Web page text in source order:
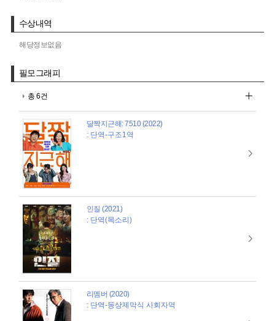
수상내역
해당정보없음
필모그래피
총 6건
달짝지근해: 7510 (2022)
: 단역-구조1역
인질 (2021)
: 단역(목소리)
리멤버 (2020)
: 단역-동상제막식 사회자역